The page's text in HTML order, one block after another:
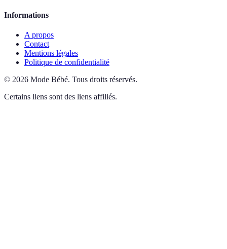
Informations
A propos
Contact
Mentions légales
Politique de confidentialité
© 2026 Mode Bébé. Tous droits réservés.
Certains liens sont des liens affiliés.